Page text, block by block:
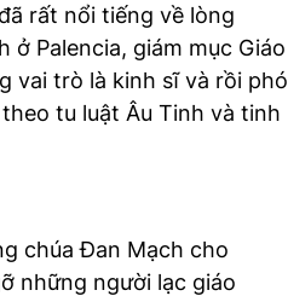
rất nổi tiếng về lòng
Palencia, giám mục Giáo
vai trò là kinh sĩ và rồi phó
tu luật Âu Tinh và tinh
chúa Đan Mạch cho
những người lạc giáo